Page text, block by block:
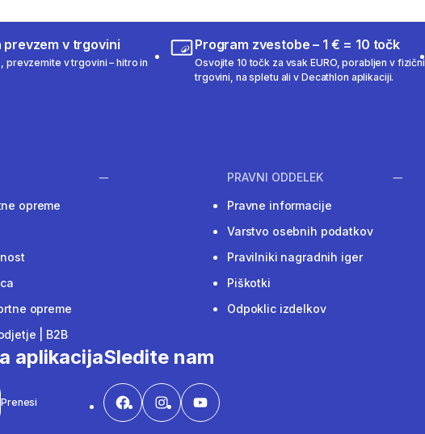
prevzem v trgovini
prevzemite v trgovini – hitro in
Program zvestobe – 1 € = 10 točk
Osvojite 10 točk za vsak EURO, porabljen v fizični
trgovini, na spletu ali v Decathlon aplikaciji.
opreme
opreme
| B2B
PRAVNI ODDELEK
Pravne informacije
Varstvo osebnih podatkov
Pravilniki nagradnih iger
Piškotki
Odpoklic izdelkov
aplikacija
Prenesi
Sledite nam